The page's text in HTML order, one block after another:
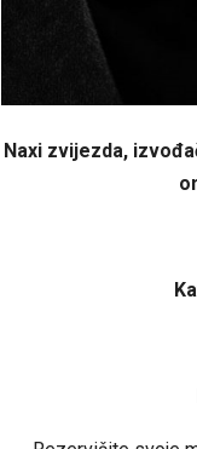
Naxi zvijezda,